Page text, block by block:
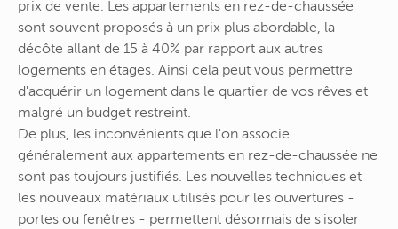
prix de vente. Les appartements en rez-de-chaussée
sont souvent proposés à un prix plus abordable, la
décôte allant de 15 à 40% par rapport aux autres
logements en étages. Ainsi cela peut vous permettre
d'acquérir un logement dans le quartier de vos rêves et
malgré un budget restreint.
De plus, les inconvénients que l'on associe
généralement aux appartements en rez-de-chaussée ne
sont pas toujours justifiés. Les nouvelles techniques et
les nouveaux matériaux utilisés pour les ouvertures -
portes ou fenêtres - permettent désormais de s'isoler